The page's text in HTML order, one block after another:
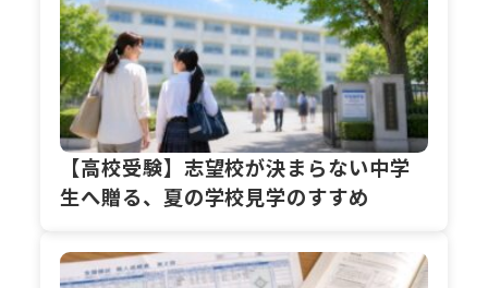
【高校受験】志望校が決まらない中学
生へ贈る、夏の学校見学のすすめ